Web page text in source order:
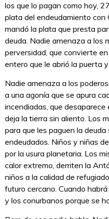
los que lo pagan como hoy,
plata del endeudamiento con
mandó la plata que presta
deuda. Nadie amenaza a los
perversidad, que convierte
entero que le abrió la puerta
Nadie amenaza a los
a una agonía que se apura
incendiadas, que
deja la tierra sin aliento. Los
para que les paguen la
endeudados. Niños y niñas
por la usura planetaria. Los
calor extremo, derriten la
niños a la calidad de
futuro cercano. Cuando
y los conurbanos porque se